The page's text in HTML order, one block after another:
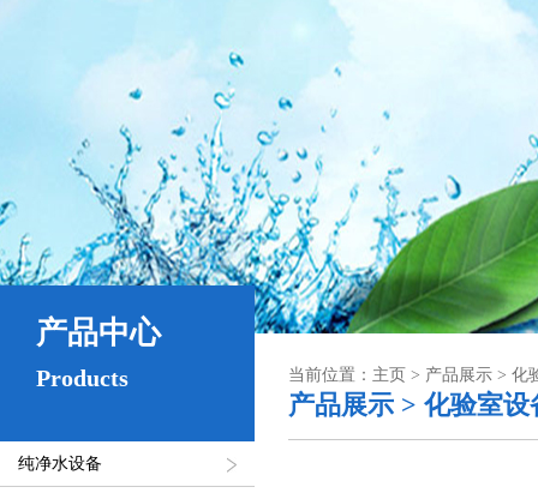
产品中心
Products
纯净水设备
当前位置：主页 > 产品展示 > 化
产品展示 > 化验室设